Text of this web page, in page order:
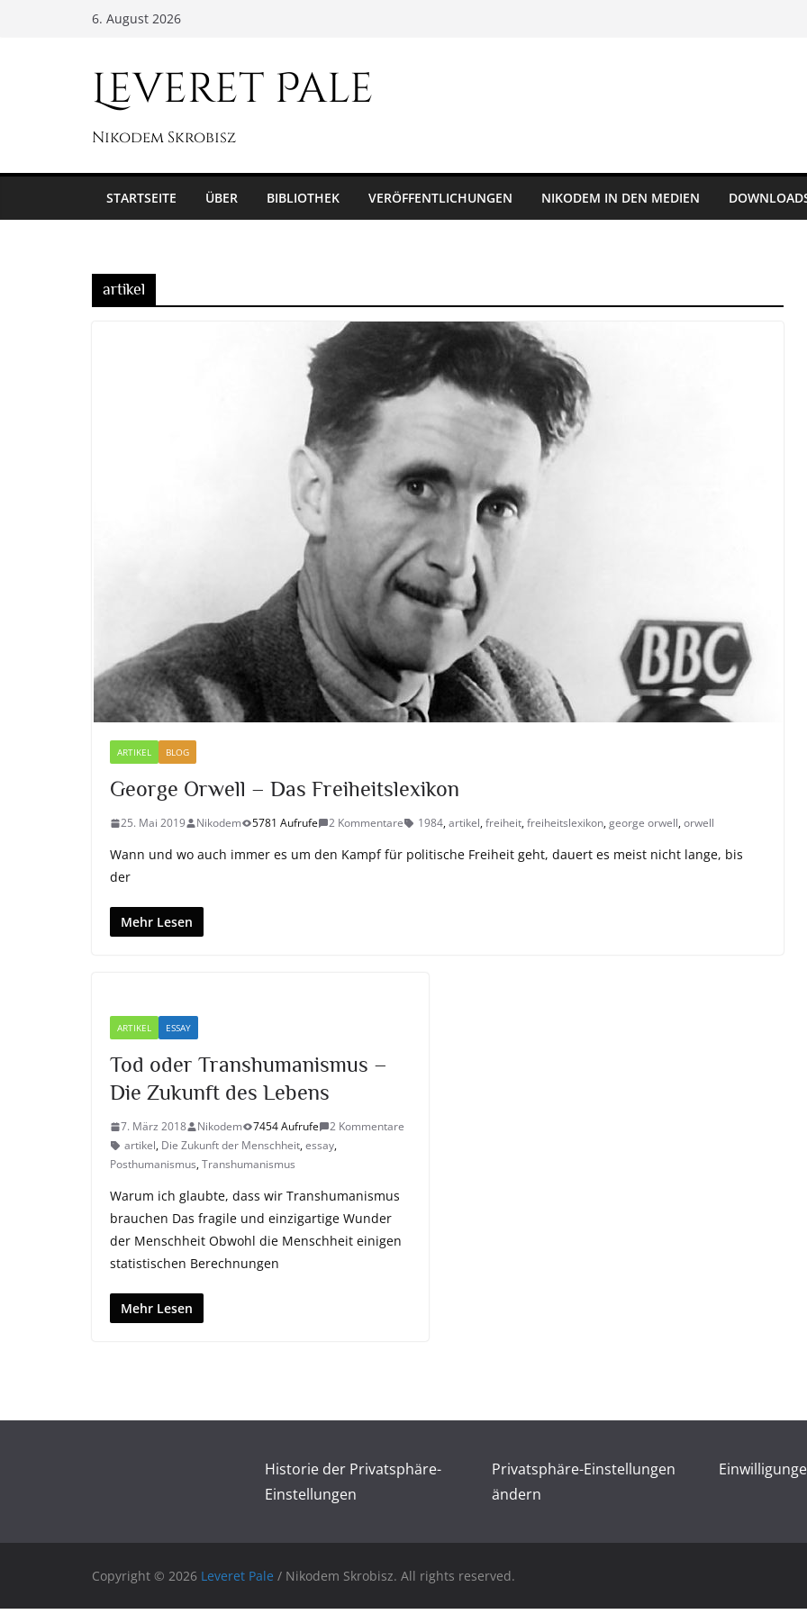
6. August 2026
Leveret Pale
Nikodem Skrobisz
STARTSEITE ÜBER BIBLIOTHEK VERÖFFENTLICHUNGEN NIKODEM IN DEN MEDIEN
artikel
ARTIKEL BLOG
George Orwell – Das Freiheitslexikon
25. Mai 2019 Nikodem 5781 Aufrufe 2 Kommentare 1984,artikel,freiheit,freiheitslexikon,george orwell,orwell
Wann und wo auch immer es um den Kampf für politische Freiheit geht, dauert es meist nicht lange, bis
der
Mehr Lesen
ARTIKEL ESSAY
Tod oder Transhumanismus –
Die Zukunft des Lebens
7. März 2018 Nikodem 7454 Aufrufe
2 Kommentare
artikel, Die Zukunft der Menschheit,essay,
Posthumanismus,Transhumanismus
Warum ich glaubte, dass wir Transhumanismus
brauchen Das fragile und einzigartige Wunder
der Menschheit Obwohl die Menschheit einigen
statistischen Berechnungen
Mehr Lesen
Historie der Privatsphäre-
Einstellungen
Privatsphäre-Einstellungen
ändern
Copyright © 2026 Leveret Pale / Nikodem Skrobisz. All rights reserved.